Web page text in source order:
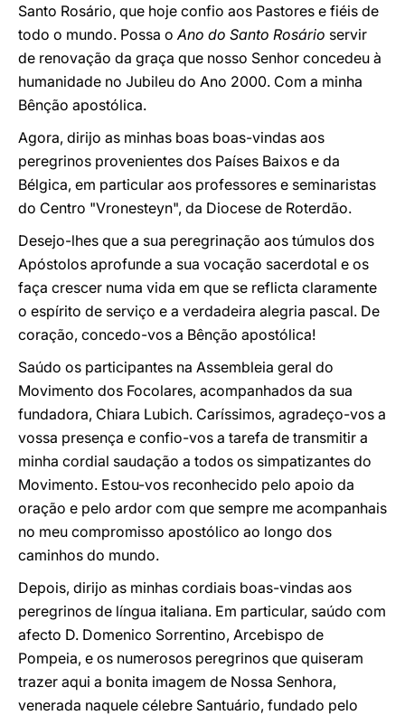
Santo Rosário, que hoje confio aos Pastores e fiéis de
todo o mundo. Possa oAno do Santo Rosário servir
de renovação da graça que nosso Senhor concedeu à
humanidade no Jubileu do Ano 2000. Com a minha
Bênção apostólica.
Agora, dirijo as minhas boas boas-vindas aos
peregrinos provenientes dos Países Baixos e da
Bélgica, em particular aos professores e seminaristas
do Centro "Vronesteyn", da Diocese de Roterdão.
Desejo-lhes que a sua peregrinação aos túmulos dos
Apóstolos aprofunde a sua vocação sacerdotal e os
faça crescer numa vida em que se reflicta claramente
o espírito de serviço e a verdadeira alegria pascal. De
coração, concedo-vos a Bênção apostólica!
Saúdo os participantes na Assembleia geral do
Movimento dos Focolares, acompanhados da sua
fundadora, Chiara Lubich. Caríssimos, agradeço-vos a
vossa presença e confio-vos a tarefa de transmitir a
minha cordial saudação a todos os simpatizantes do
Movimento. Estou-vos reconhecido pelo apoio da
oração e pelo ardor com que sempre me acompanhais
no meu compromisso apostólico ao longo dos
caminhos do mundo.
Depois, dirijo as minhas cordiais boas-vindas aos
peregrinos de língua italiana. Em particular, saúdo com
afecto D. Domenico Sorrentino, Arcebispo de
Pompeia, e os numerosos peregrinos que quiseram
trazer aqui a bonita imagem de Nossa Senhora,
venerada naquele célebre Santuário, fundado pelo